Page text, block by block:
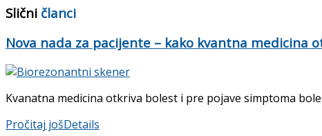
Slični članci
Nova nada za pacijente – kako kvantna medicina
Kvanatna medicina otkriva bolest i pre pojave simptoma
Pročitaj jošDetails